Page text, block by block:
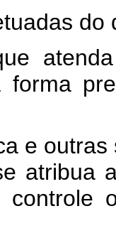
do
forma
e
atribua
controle